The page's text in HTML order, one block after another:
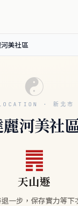
美社區
☯
· 新北市
河美社
䷠
天山遯
一步，保存實力等下